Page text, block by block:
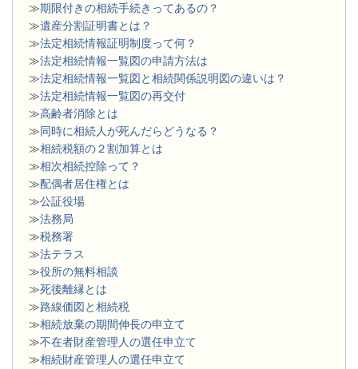
≫期限付きの相続手続きってあるの？
≫遺産分割証明書とは？
≫法定相続情報証明制度って何？
≫法定相続情報一覧図の申請方法は
≫法定相続情報一覧図と相続関係説明図の違いは？
≫法定相続情報一覧図の再交付
≫高齢者消除とは
≫同時に相続人が死んだらどうなる？
≫相続税額の２割加算とは
≫相次相続控除って？
≫配偶者居住権とは
≫公証役場
≫法務局
≫税務署
≫法テラス
≫役所の無料相談
≫死後離縁とは
≫路線価図と相続税
≫相続放棄の期間伸長の申立て
≫不在者財産管理人の選任申立て
≫相続財産管理人の選任申立て